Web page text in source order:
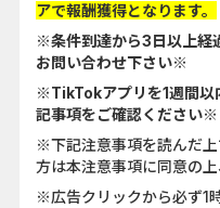
アで報酬獲得となります。
※条件到達から3日以上経
お問い合わせ下さい※
※TikTokアプリを1週間以
記事項をご確認ください※
※下記注意事項を読んだ
方は本注意事項に同意の
※広告クリックから必ず1